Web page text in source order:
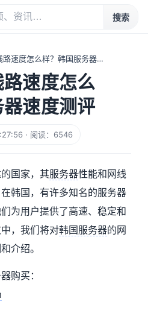
搜索
韩国服务器线路速度怎么样？韩国服务器速度测评
速度怎么
速度测评
· 阅读：6546
国家，其服务器性能和网线
韩国，有许多知名的服务器
为用户提供了高速、稳定和
，我们将对韩国服务器的网
介绍。
购买：